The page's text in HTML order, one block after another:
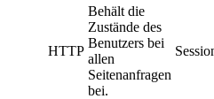
HTTP
Behält die
Zustände des
Benutzers bei
allen
Seitenanfragen
bei.